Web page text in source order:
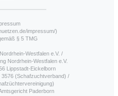
impressum/)
§ 5 TMG
Westfalen e.V. /
Nordrhein-Westfalen e.V.
Lippstadt-Eickelborn
(Schafzuchtverband) /
Paderborn